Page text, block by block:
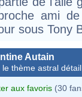
ami
sous Tony
Autain
le thème astral
aux favoris (30